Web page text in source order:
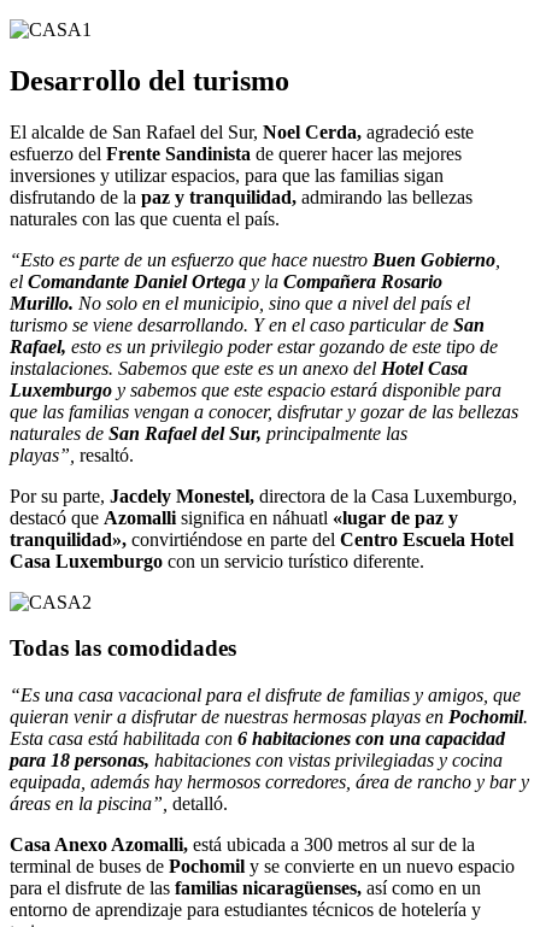
Desarrollo del turismo
El alcalde de San Rafael del Sur, Noel Cerda, agradeció este
esfuerzo del Frente Sandinista de querer hacer las mejores
inversiones y utilizar espacios, para que las familias sigan
disfrutando de la paz y tranquilidad, admirando las bellezas
naturales con las que cuenta el país.
“Esto es parte de un esfuerzo que hace nuestro Buen Gobierno
el Comandante Daniel Ortega y la Compañera Rosario
Murillo. No solo en el municipio, sino que a nivel del país el
turismo se viene desarrollando. Y en el caso particular de San
Rafael, esto es un privilegio poder estar gozando de este tipo de
instalaciones. Sabemos que este es un anexo del Hotel Casa
Luxemburgo y sabemos que este espacio estará disponible para
que las familias vengan a conocer, disfrutar y gozar de las bellezas
naturales de San Rafael del Sur, principalmente las
playas”, resaltó.
Por su parte, Jacdely Monestel, directora de la Casa Luxemburgo,
destacó que Azomalli significa en náhuatl «lugar de paz y
tranquilidad», convirtiéndose en parte del Centro Escuela Hotel
Casa Luxemburgo con un servicio turístico diferente.
Todas las comodidades
“Es una casa vacacional para el disfrute de familias y amigos, que
quieran venir a disfrutar de nuestras hermosas playas en Pochomil.
Esta casa está habilitada con 6 habitaciones con una capacidad
para 18 personas, habitaciones con vistas privilegiadas y cocina
equipada, además hay hermosos corredores, área de rancho y bar y
áreas en la piscina”, detalló.
Casa Anexo Azomalli, está ubicada a 300 metros al sur de la
terminal de buses de Pochomil y se convierte en un nuevo espacio
para el disfrute de las familias nicaragüenses, así como en un
entorno de aprendizaje para estudiantes técnicos de hotelería y